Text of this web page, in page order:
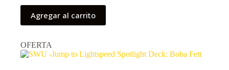
$19.990.
$14.990.
Agregar al carrito
OFERTA